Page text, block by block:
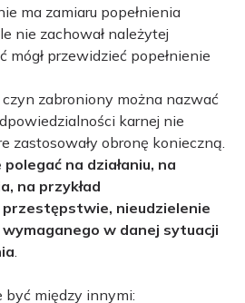
ma zamiaru popełnienia
nie zachował należytej
mógł przewidzieć popełnienie
zabroniony można nazwać
karnej nie
zastosowały obronę konieczną.
na działaniu, na
na przykład
nieudzielenie
wymaganego w danej sytuacji
.
być między innymi: